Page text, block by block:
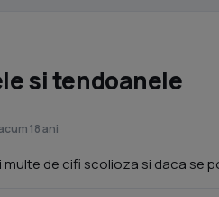
si tendoanele
18 ani
multe de cifi scolioza si daca se